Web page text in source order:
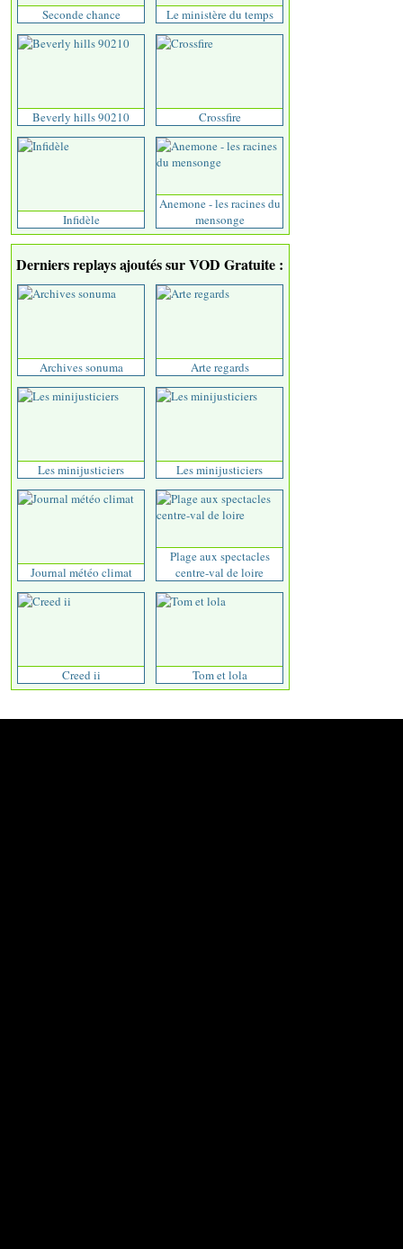
Seconde chance Le ministère du temps
Beverly hills 90210 Crossfire
Infidèle
Anemone - les racines du
mensonge
Derniers replays ajoutés sur VOD Gratuite :
Archives sonuma Arte regards
Les minijusticiers Les minijusticiers
Journal météo climat
Plage aux spectacles
centre-val de loire
Creed ii Tom et lola